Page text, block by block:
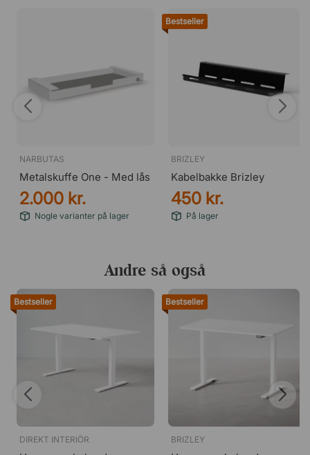
NARBUTAS
Metalskuffe One - Med lås
2.000 kr.
Nogle varianter på lager
Bestseller
BRIZLEY
Kabelbakke Brizley
450 kr.
På lager
Andre så også
Bestseller
DIREKT INTERIÖR
Bestseller
BRIZLEY